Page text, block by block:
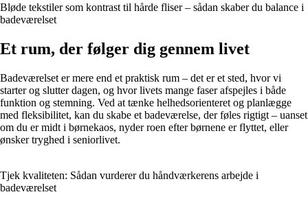
Bløde tekstiler som kontrast til hårde fliser – sådan skaber du balance i
badeværelset
Et rum, der følger dig gennem livet
Badeværelset er mere end et praktisk rum – det er et sted, hvor vi
starter og slutter dagen, og hvor livets mange faser afspejles i både
funktion og stemning. Ved at tænke helhedsorienteret og planlægge
med fleksibilitet, kan du skabe et badeværelse, der føles rigtigt – uanset
om du er midt i børnekaos, nyder roen efter børnene er flyttet, eller
ønsker tryghed i seniorlivet.
Tjek kvaliteten: Sådan vurderer du håndværkerens arbejde i
badeværelset